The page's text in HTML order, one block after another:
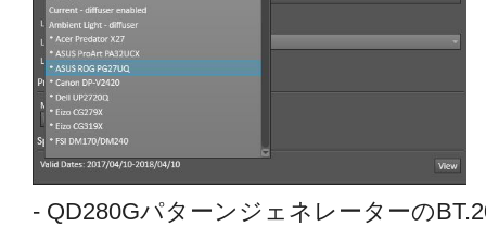
- QD280Gパターンジェネレーターの